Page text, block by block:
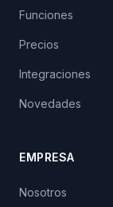
Funciones
Precios
Integraciones
Novedades
EMPRESA
Nosotros